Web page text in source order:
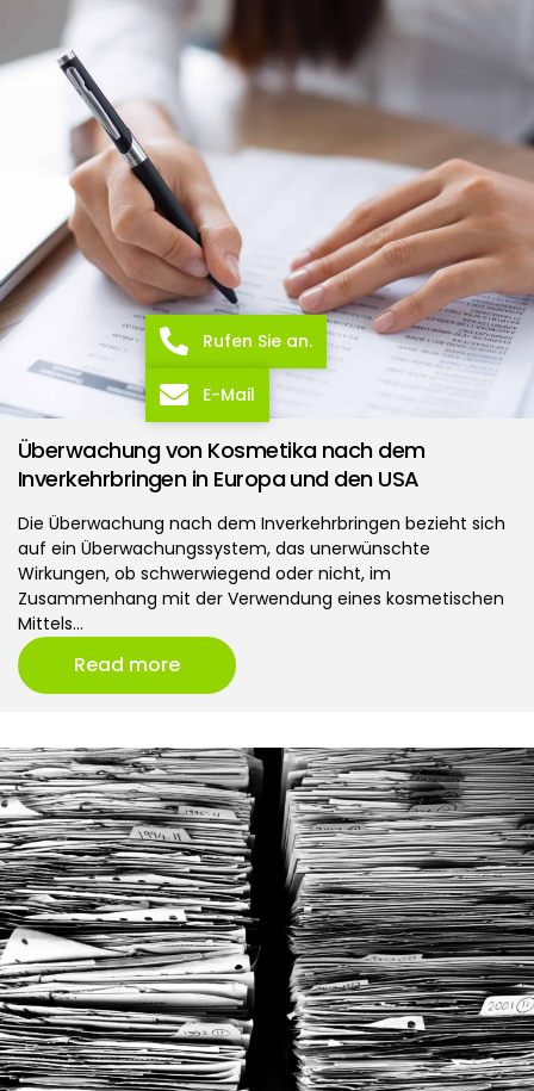
Überwachung von Kosmetika nach dem
Inverkehrbringen in Europa und den USA
Die Überwachung nach dem Inverkehrbringen bezieht sich
auf ein Überwachungssystem, das unerwünschte
Wirkungen, ob schwerwiegend oder nicht, im
Zusammenhang mit der Verwendung eines kosmetischen
Mittels…
Read more
Rufen Sie an.
E-Mail